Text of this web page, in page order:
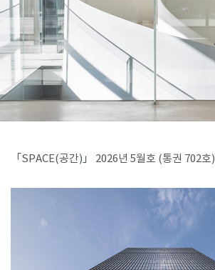
「SPACE(공간)」 2026년 5월호 (통권 702호)